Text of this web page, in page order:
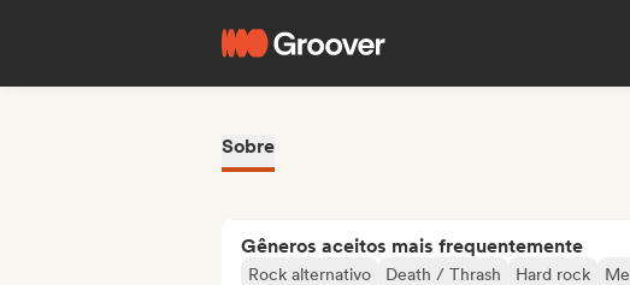
Sobre
Gêneros aceitos mais frequentemente
Rock alternativo Death / Thrash Hard rock